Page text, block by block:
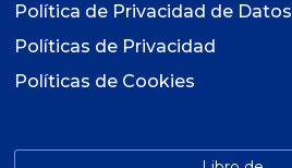
Política de Privacidad de Datos
Políticas de Privacidad
Políticas de Cookies